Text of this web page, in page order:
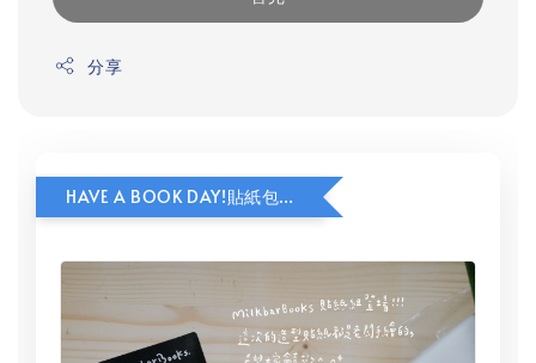
分享
HAVE A BOOK DAY!貼紙包加價購